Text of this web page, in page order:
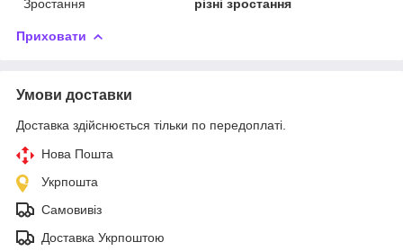
Зростання
різні зростання
Приховати
Умови доставки
Доставка здійснюється тільки по передоплаті.
Нова Пошта
Укрпошта
Самовивіз
Доставка Укрпоштою